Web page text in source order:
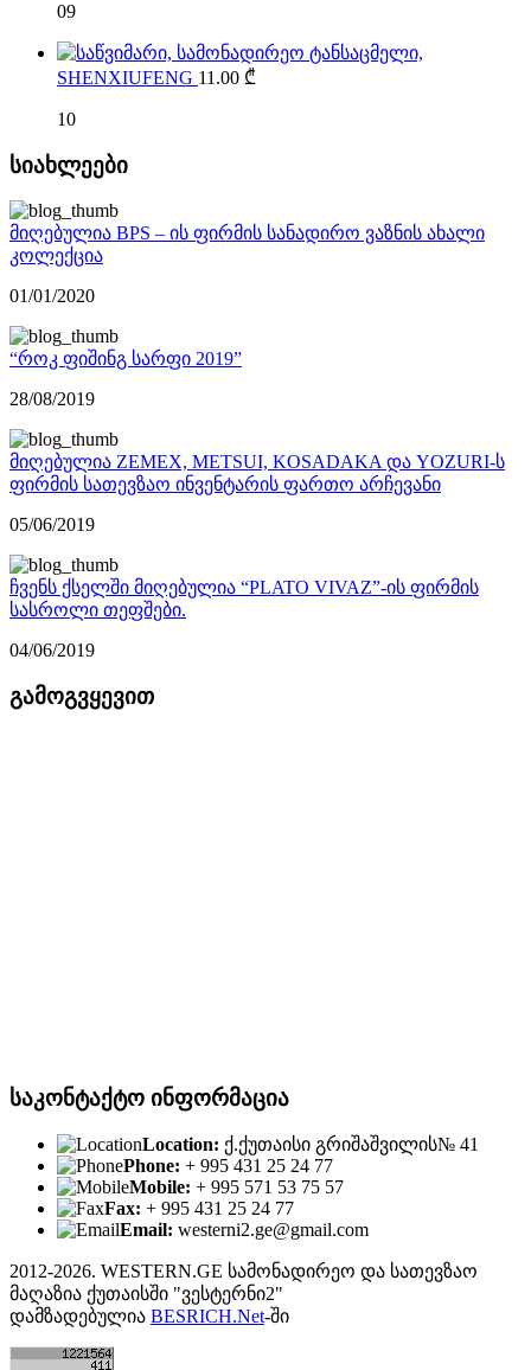
09
SHENXIUFENG 11.00 ₾
10
სიახლეები
მიღებულია BPS – ის ფირმის სანადირო ვაზნის ახალი
კოლექცია
01/01/2020
“როკ ფიშინგ სარფი 2019”
28/08/2019
მიღებულია ZEMEX, METSUI, KOSADAKA და YOZURI-ს
ფირმის სათევზაო ინვენტარის ფართო არჩევანი
05/06/2019
ჩვენს ქსელში მიღებულია “PLATO VIVAZ”-ის ფირმის
სასროლი თეფშები.
04/06/2019
გამოგვყევით
საკონტაქტო ინფორმაცია
Location: ქ.ქუთაისი გრიშაშვილის№ 41
Phone: + 995 431 25 24 77
Mobile: + 995 571 53 75 57
Fax: + 995 431 25 24 77
Email: westerni2.ge@gmail.com
2012-2026. WESTERN.GE სამონადირეო და სათევზაო
მაღაზია ქუთაისში "ვესტერნი2"
დამზადებულია BESRICH.Net-ში